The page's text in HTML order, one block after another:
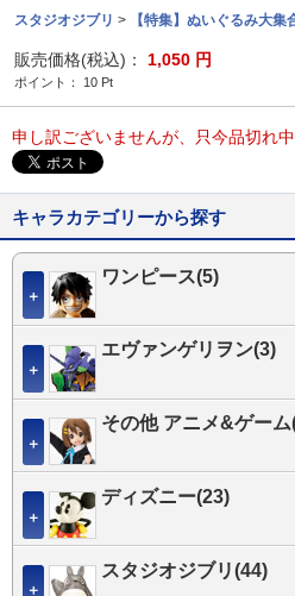
スタジオジブリ > 【特集】ぬいぐるみ大集
販売価格(税込)： 1,050 円
ポイント： 10 Pt
申し訳ございませんが、只今品切れ中
キャラカテゴリーから探す
＋
ワンピース(5)
＋
エヴァンゲリヲン(3)
＋
その他 アニメ&ゲーム
＋
ディズニー(23)
＋
スタジオジブリ(44)